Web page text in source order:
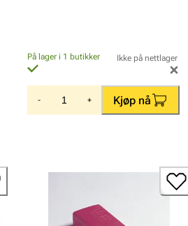
På lager i 1 butikker Ikke på nettlager
- + Kjøp nå